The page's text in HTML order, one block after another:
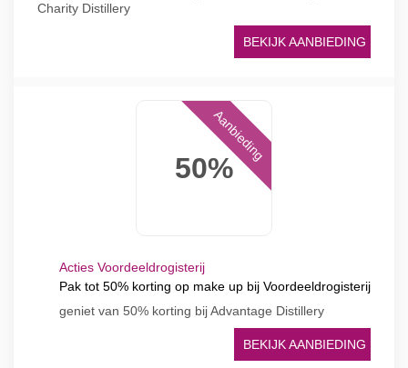
Charity Distillery
BEKIJK AANBIEDING
50%
Aanbieding
Acties Voordeeldrogisterij
Pak tot 50% korting op make up bij Voordeeldrogisterij
geniet van 50% korting bij Advantage Distillery
BEKIJK AANBIEDING